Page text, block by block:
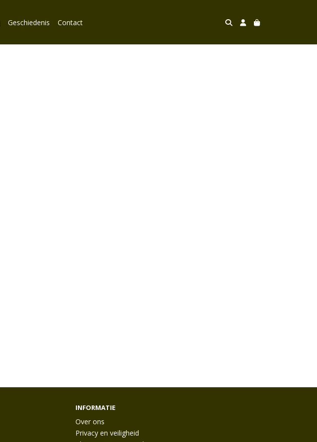
Geschiedenis Contact
INFORMATIE
Over ons
Privacy en veiligheid